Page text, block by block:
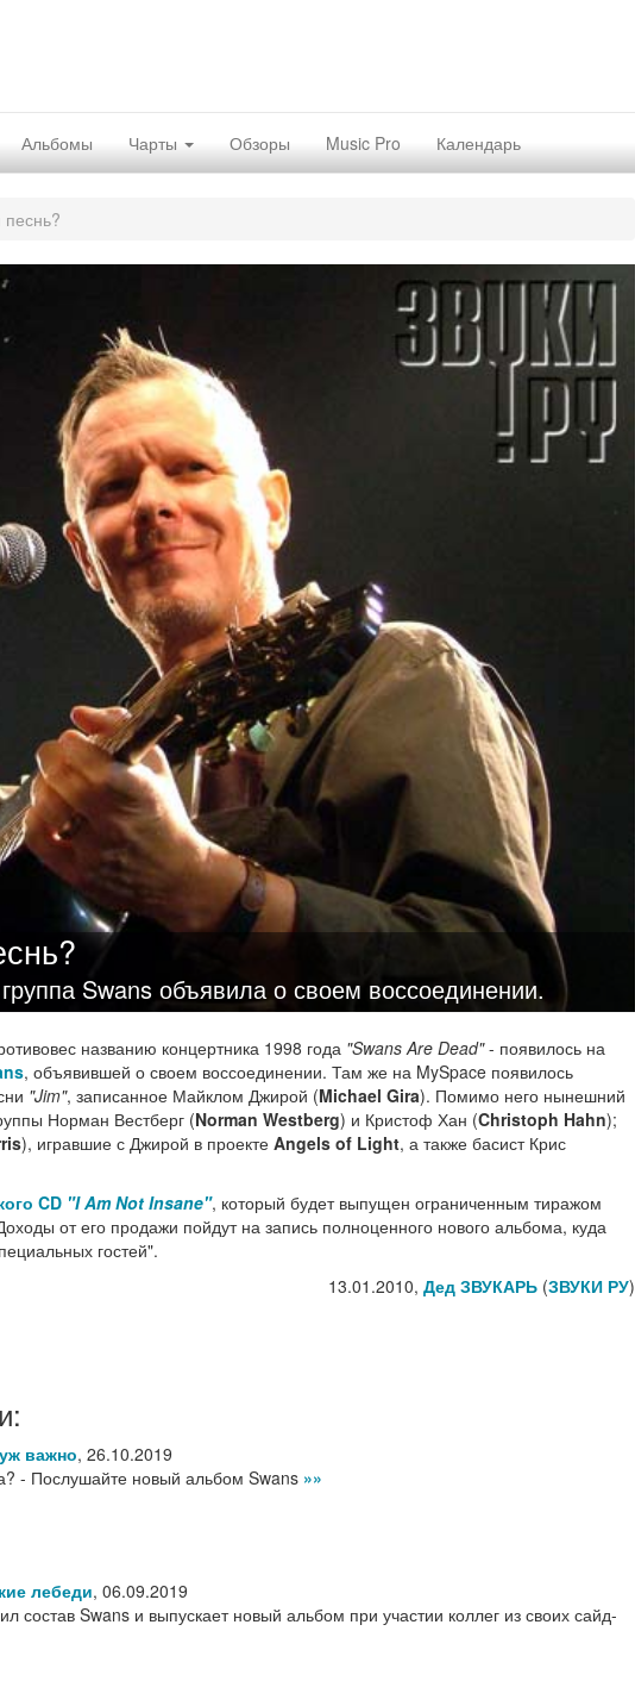
Альбомы Чарты Обзоры Music Pro Календарь
Swans объявила о своем воссоединении.
названию концертника 1998 года "Swans Are Dead"- появилось на
, объявившей о своем воссоединении. Там же на MySpace появилось
"Jim", записанное Майклом Джирой (Michael Gira). Помимо него нынешний
Норман Вестберг (Norman Westberg) и Кристоф Хан (Christoph Hahn);
), игравшие с Джирой в проекте Angels of Light, а также басист Крис
CD "I Am Not Insane", который будет выпущен ограниченным тиражом
от его продажи пойдут на запись полноценного нового альбома, куда
гостей".
13.01.2010, Дед ЗВУКАРЬ(ЗВУКИ РУ)
важно, 26.10.2019
- Послушайте новый альбом Swans »»
лебеди, 06.09.2019
состав Swans и выпускает новый альбом при участии коллег из своих сайд-